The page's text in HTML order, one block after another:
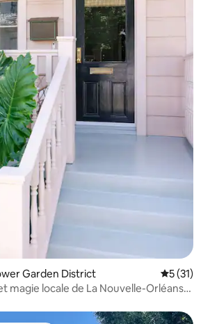
Garden District
5 (31)
magie locale de La Nouvelle-Orléans.